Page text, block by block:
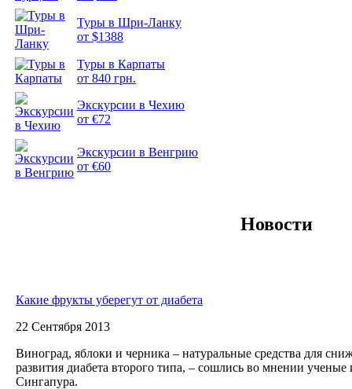
Туры в Шри-Ланку
от $1388
Туры в Карпаты
от 840 грн.
Экскурсии в Чехию
от €72
Экскурсии в Венгрию
от €60
Новости
Какие фрукты уберегут от диабета
22 Сентября 2013
Виноград, яблоки и черника – натуральные средства для
развития диабета второго типа, – сошлись во мнении
Сингапура.